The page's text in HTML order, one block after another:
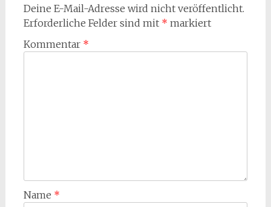
Deine E-Mail-Adresse wird nicht veröffentlicht.
Erforderliche Felder sind mit * markiert
Kommentar *
Name *